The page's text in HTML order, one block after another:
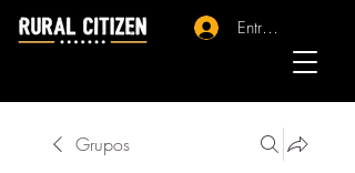
Entrar - Registro
Grupos